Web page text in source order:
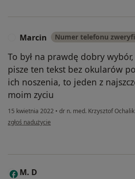
Marcin Numer telefonu
To był na prawdę dobry
pisze ten tekst bez okularów
ich noszenia, to jeden z
moim zyciu
15 kwietnia 2022 • dr n. med. Krzysztof Ochalik
w opinii użytkownika Marcin
zgłoś nadużycie
M M. D